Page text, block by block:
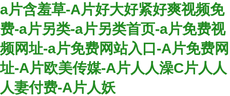
a片含羞草-A片好大好紧好爽视频免
费-a片另类-a片另类首页-a片免费视
频网址-a片免费网站入口-A片免费网
址-A片欧美传媒-A片人人澡C片人人
人妻付费-A片人妖